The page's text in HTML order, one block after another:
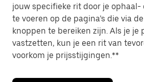
jouw specifieke rit door je ophaal-
te voeren op de pagina’s die via
knoppen te bereiken zijn. Als je je
vastzetten, kun je een rit van
voorkom je prijsstijgingen.**